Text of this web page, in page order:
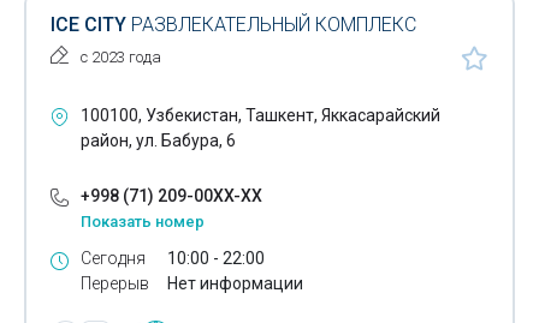
ICE CITY РАЗВЛЕКАТЕЛЬНЫЙ КОМПЛЕКС
с 2023 года
100100, Узбекистан, Ташкент, Яккасарайский
район, ул. Бабура, 6
+998 (71) 209-00XX-XX
Показать номер
Сегодня
Перерыв
10:00 - 22:00
Нет информации